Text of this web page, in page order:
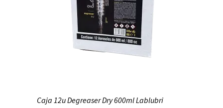
Caja 12u Degreaser Dry 600ml Lablubri